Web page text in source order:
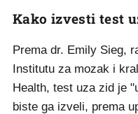
Kako izvesti test
Prema dr. Emily Sieg,
Institutu za mozak i
Health, test uza zid je
biste ga izveli, prema